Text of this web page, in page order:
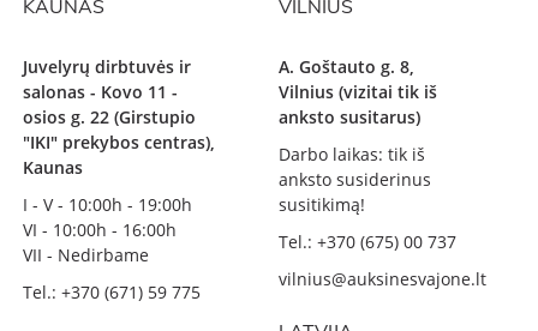
KAUNAS
Juvelyrų dirbtuvės ir
salonas - Kovo 11 -
osios g. 22 (Girstupio
"IKI" prekybos centras),
Kaunas
I - V - 10:00h - 19:00h
VI - 10:00h - 16:00h
VII - Nedirbame
Tel.: +370 (671) 59 775
VILNIUS
A. Goštauto g. 8,
Vilnius (vizitai tik iš
anksto susitarus)
Darbo laikas: tik iš
anksto susiderinus
susitikimą!
Tel.: +370 (675) 00 737
vilnius@auksinesvajone.lt